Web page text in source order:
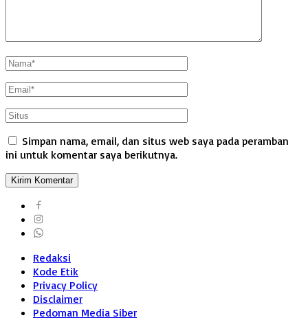
Simpan nama, email, dan situs web saya pada peramban
ini untuk komentar saya berikutnya.
Redaksi
Kode Etik
Privacy Policy
Disclaimer
Pedoman Media Siber